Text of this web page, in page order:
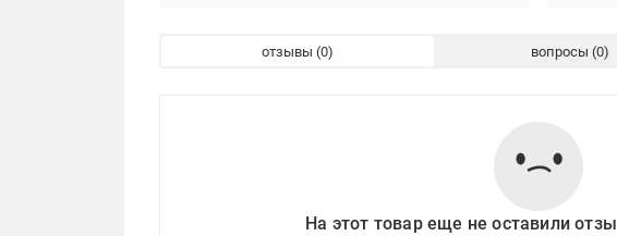
отзывы вопросы
На этот товар еще не оставили